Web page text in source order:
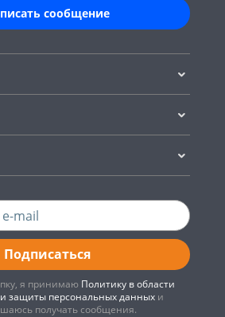
сообщение
Подписаться
я принимаю Политику в области
защиты персональных данныхи
получать сообщения.